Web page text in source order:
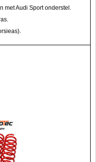
met Audi Sport onderstel.